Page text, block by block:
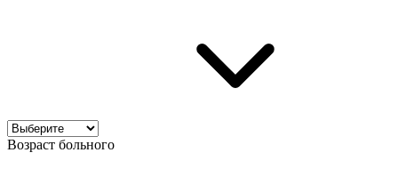
Возраст больного